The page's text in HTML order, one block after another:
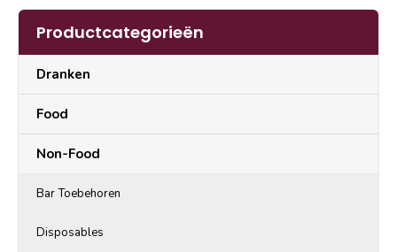
Productcategorieën
Dranken
Food
Non-Food
Bar Toebehoren
Disposables